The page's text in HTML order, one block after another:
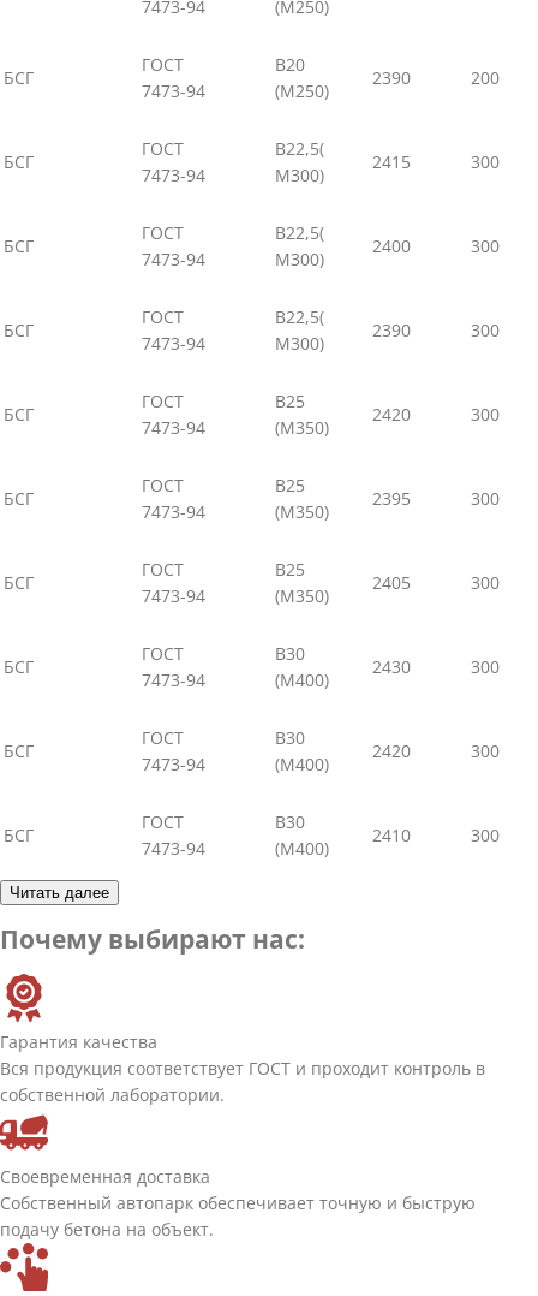
7473-94 (М250)
БСГ
ГОСТ
7473-94
В20
(М250)
2390 200
БСГ
ГОСТ
7473-94
В22,5(
М300)
2415 300
БСГ
ГОСТ
7473-94
В22,5(
М300)
2400 300
БСГ
ГОСТ
7473-94
В22,5(
М300)
2390 300
БСГ
ГОСТ
7473-94
В25
(М350)
2420 300
БСГ
ГОСТ
7473-94
В25
(М350)
2395 300
БСГ
ГОСТ
7473-94
В25
(М350)
2405 300
БСГ
ГОСТ
7473-94
В30
(М400)
2430 300
БСГ
ГОСТ
7473-94
В30
(М400)
2420 300
БСГ
ГОСТ
7473-94
В30
(М400)
2410 300
Читать далее
Почему выбирают нас:
Гарантия качества
Вся продукция соответствует ГОСТ и проходит контроль в
собственной лаборатории.
Своевременная доставка
Собственный автопарк обеспечивает точную и быструю
подачу бетона на объект.